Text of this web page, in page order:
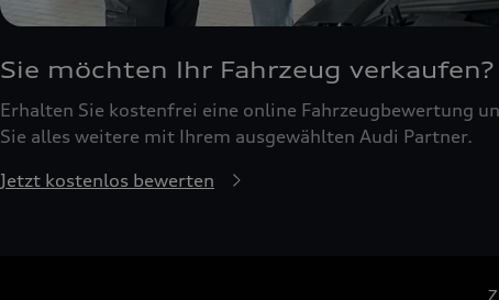
Sie möchten Ihr Fahrzeug verkaufen?
Erhalten Sie kostenfrei eine online Fahrzeugbewertung
Sie alles weitere mit Ihrem ausgewählten Audi Partner.
Jetzt kostenlos bewerten